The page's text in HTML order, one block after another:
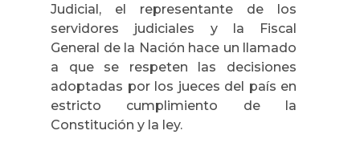
Judicial, el representante de los
servidores judiciales y la Fiscal
General de la Nación hace un llamado
a que se respeten las decisiones
adoptadas por los jueces del país en
estricto cumplimiento de la
Constitución y la ley.